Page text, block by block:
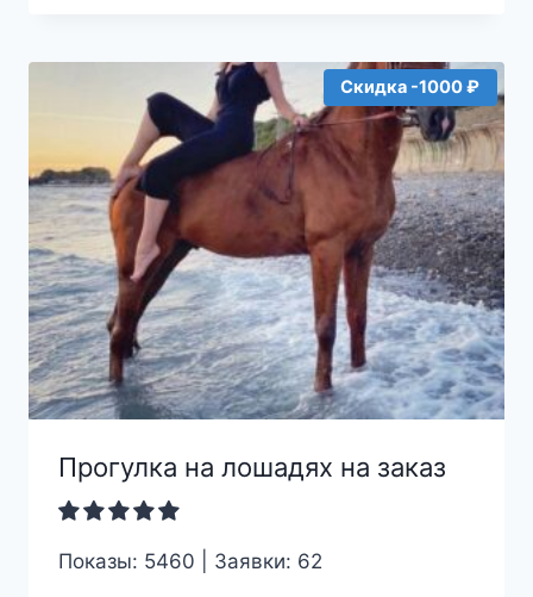
6500₽
Скидка -1000 ₽
Прогулка на лошадях на заказ
Показы: 5460 | Заявки: 62